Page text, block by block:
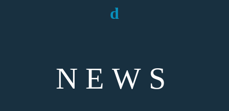
NEWS